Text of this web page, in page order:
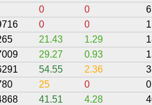
0 0 6
0 0
21.43 1.29
29.27 0.93
54.55 2.36
25 0 0
41.51 4.28